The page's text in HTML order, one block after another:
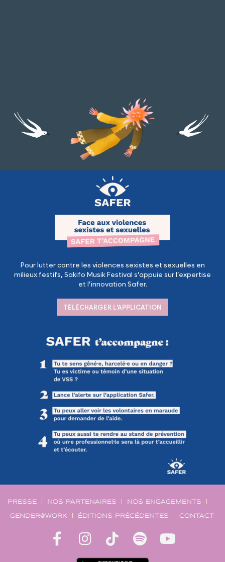
Pour lutter contre les violences sexistes et sexuelles en
milieux festifs, Sakifo Musik Festival s’appuie sur l’expertise
et l’innovation Safer.
TÉLÉCHARGER L'APPLICATION
PRESSE NOS PARTENAIRES
NOS ENGAGEMENTS
GENDER@WORK
ÉDITIONS PRÉCÉDENTES CONTACT